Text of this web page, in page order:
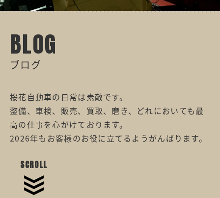
BLOG
ブログ
桜花自動車の日常は素敵です。
整備、車検、販売、買取、磨き、どれにおいても最
高の仕事を心がけております。
2026年もお客様のお役に立てるようがんばります。
SCROLL